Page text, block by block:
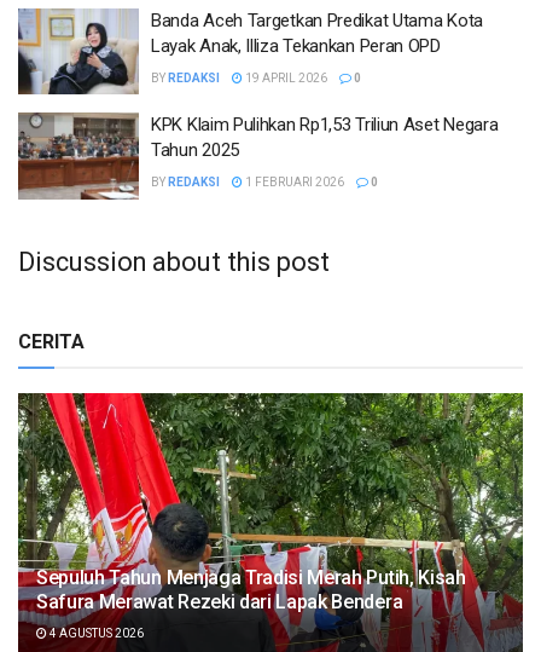
Banda Aceh Targetkan Predikat Utama Kota
Layak Anak, Illiza Tekankan Peran OPD
BY REDAKSI 19 APRIL 2026 0
KPK Klaim Pulihkan Rp1,53 Triliun Aset Negara
Tahun 2025
BY REDAKSI 1 FEBRUARI 2026 0
Discussion about this post
CERITA
Sepuluh Tahun Menjaga Tradisi Merah Putih, Kisah
Safura Merawat Rezeki dari Lapak Bendera
4 AGUSTUS 2026